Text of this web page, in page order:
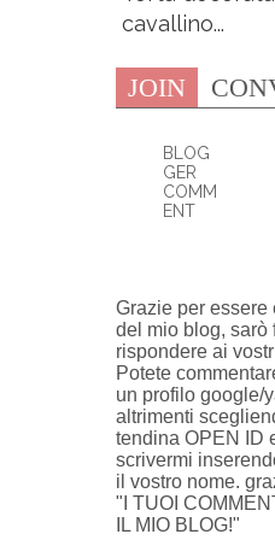
cavallino...
JOIN
BLOG
GER
COMM
ENT
Grazie per essere
del mio blog, sarò
rispondere ai
Potete
un profilo google/
altrimenti
tendina OPEN ID
scrivermi
il vostro nome.
"I TUOI
IL MIO BLOG!"